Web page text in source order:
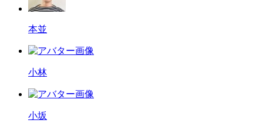
本並
小林
小坂